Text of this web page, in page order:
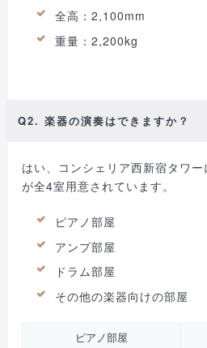
全高：2,100mm
重量：2,200kg
Q2. 楽器の演奏はできますか？
はい、コンシェリア西新宿タワ
が全4室用意されています。
ピアノ部屋
アンプ部屋
ドラム部屋
その他の楽器向けの部屋
ピアノ部屋